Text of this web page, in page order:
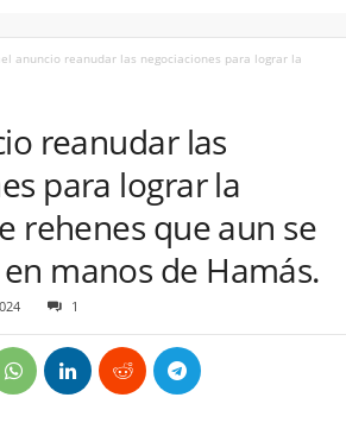
anuncio reanudar las negociaciones para lograr la
reanudar las
para lograr la
rehenes que aun se
manos de Hamás.
1